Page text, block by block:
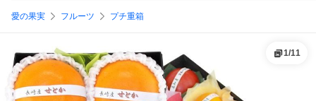
愛の果実 フルーツ プチ重箱
1/11